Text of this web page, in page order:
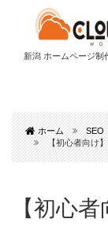
新潟 ホームページ制
ホーム SEO
【初心者向け
【初心